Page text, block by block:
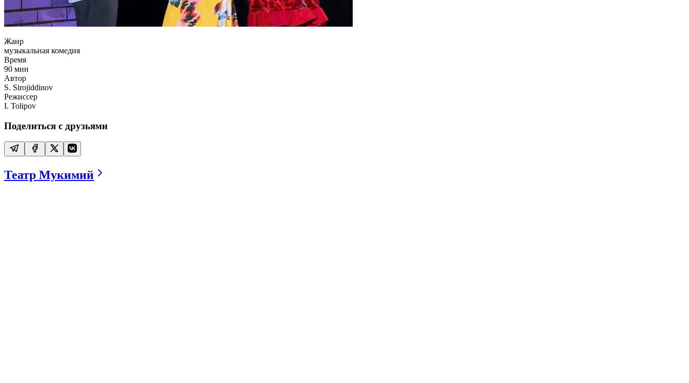
Жанр
музыкальная комедия
Время
90 мин
Автор
S. Sirojiddinov
Режиссер
I. Tolipov
Поделиться с друзьями
Театр Мукимий